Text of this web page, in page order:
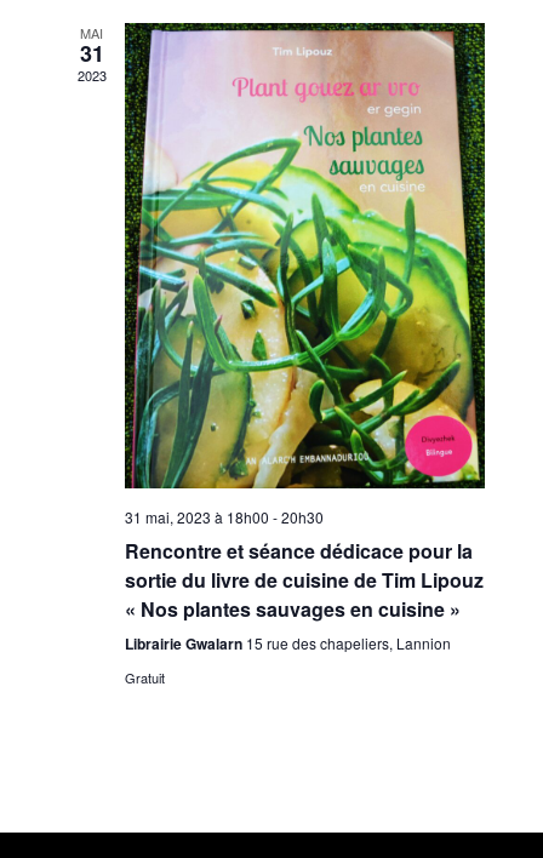
de
vues
date.
MAI
31
2023
31 mai, 2023 à 18h00 -20h30
Rencontre et séance dédicace pour la
sortie du livre de cuisine de Tim Lipouz
« Nos plantes sauvages en cuisine »
Librairie Gwalarn 15 rue des chapeliers, Lannion
Gratuit